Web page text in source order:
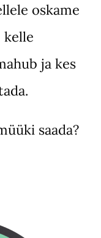
oskame
kelle
ja kes
saada?